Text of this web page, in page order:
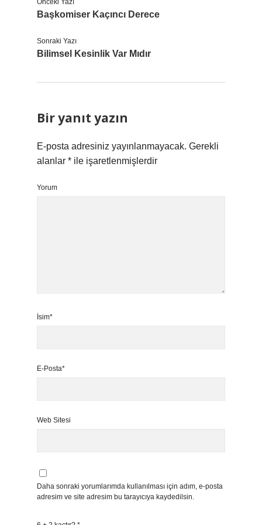
Önceki Yazı
Başkomiser Kaçıncı Derece
Sonraki Yazı
Bilimsel Kesinlik Var Mıdır
Bir yanıt yazın
E-posta adresiniz yayınlanmayacak. Gerekli
alanlar * ile işaretlenmişlerdir
Yorum
İsim*
E-Posta*
Web Sitesi
Daha sonraki yorumlarımda kullanılması için adım, e-posta
adresim ve site adresim bu tarayıcıya kaydedilsin.